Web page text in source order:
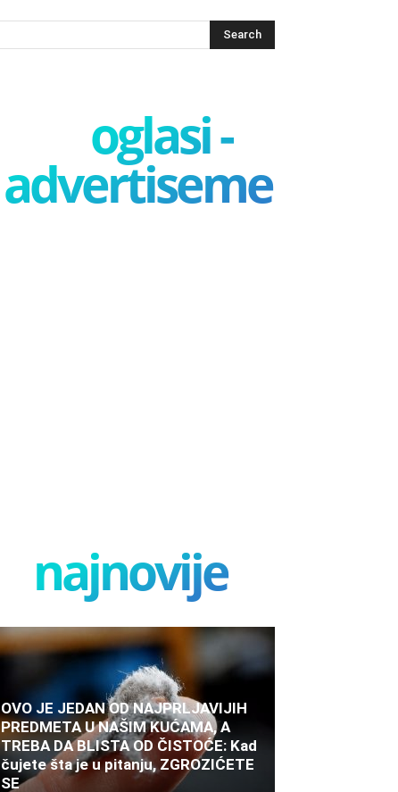
oglasi -
advertisement
najnovije
OVO JE JEDAN OD NAJPRLJAVIJIH
PREDMETA U NAŠIM KUĆAMA, A
TREBA DA BLISTA OD ČISTOĆE: Kad
čujete šta je u pitanju, ZGROZIĆETE
SE